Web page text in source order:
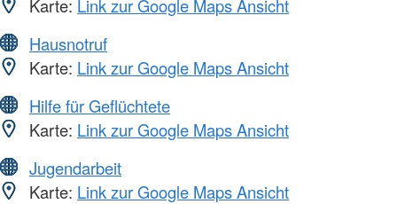
Karte: Link zur Google Maps Ansicht
Hausnotruf
Karte: Link zur Google Maps Ansicht
Hilfe für Geflüchtete
Karte: Link zur Google Maps Ansicht
Jugendarbeit
Karte: Link zur Google Maps Ansicht